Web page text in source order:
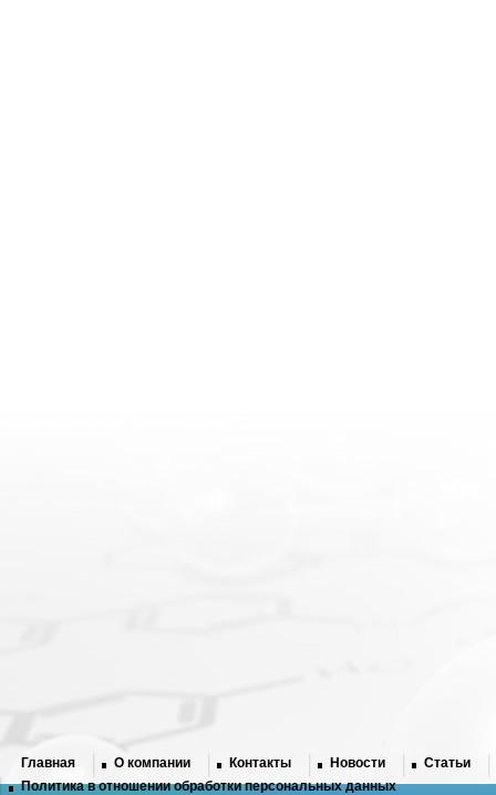
Главная О компании Контакты Новости
Статьи
Политика в отношении обработки персональных данных